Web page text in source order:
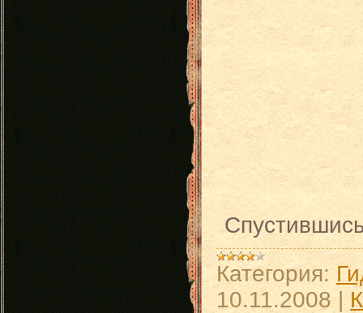
Категория:
10.11.2008 |